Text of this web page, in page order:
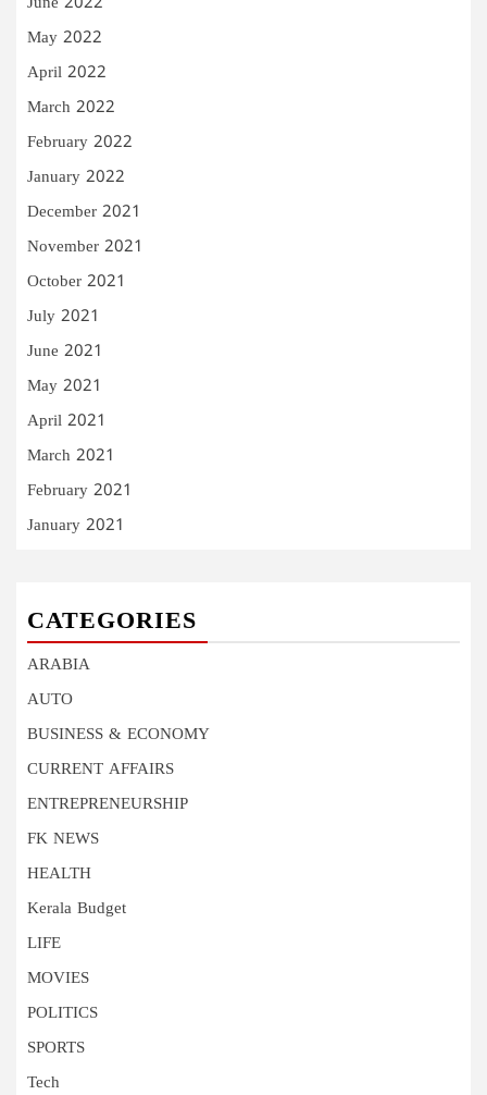
May 2022
April 2022
March 2022
February 2022
January 2022
December 2021
November 2021
October 2021
July 2021
June 2021
May 2021
April 2021
March 2021
February 2021
January 2021
CATEGORIES
ARABIA
AUTO
BUSINESS & ECONOMY
CURRENT AFFAIRS
ENTREPRENEURSHIP
FK NEWS
HEALTH
Kerala Budget
LIFE
MOVIES
POLITICS
SPORTS
Tech